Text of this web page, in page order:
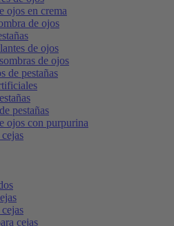
ojos en crema
de ojos
de ojos
de ojos
de pestañas
pestañas
ojos con purpurina
cejas